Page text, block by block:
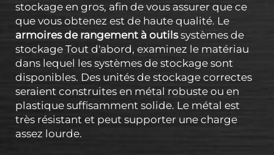
stockage en gros, afin de vous assurer que ce
que vous obtenez est de haute qualité. Le
armoires de rangement à outilssystèmes de
stockage Tout d'abord, examinez le matériau
dans lequel les systèmes de stockage sont
disponibles. Des unités de stockage correctes
seraient construites en métal robuste ou en
plastique suffisamment solide. Le métal est
très résistant et peut supporter une charge
assez lourde.